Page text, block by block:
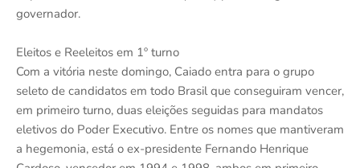
governador.
Eleitos e Reeleitos em 1º turno
Com a vitória neste domingo, Caiado entra para o grupo
seleto de candidatos em todo Brasil que conseguiram vencer,
em primeiro turno, duas eleições seguidas para mandatos
eletivos do Poder Executivo. Entre os nomes que mantiveram
a hegemonia, está o ex-presidente Fernando Henrique